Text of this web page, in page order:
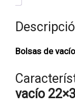
Bolsas de
vacío